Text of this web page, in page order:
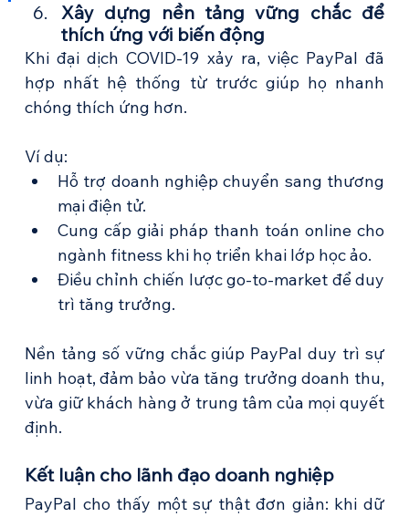
Xây dựng nền tảng vững chắc để
thích ứng với biến động
Khi đại dịch COVID-19 xảy ra, việc PayPal đã
hợp nhất hệ thống từ trước giúp họ nhanh
chóng thích ứng hơn.
Ví dụ:
Hỗ trợ doanh nghiệp chuyển sang thương
mại điện tử.
Cung cấp giải pháp thanh toán online cho
ngành fitness khi họ triển khai lớp học ảo.
Điều chỉnh chiến lược go-to-market để duy
trì tăng trưởng.
Nền tảng số vững chắc giúp PayPal duy trì sự
linh hoạt, đảm bảo vừa tăng trưởng doanh thu,
vừa giữ khách hàng ở trung tâm của mọi quyết
định.
Kết luận cho lãnh đạo doanh nghiệp
PayPal cho thấy một sự thật đơn giản: khi dữ